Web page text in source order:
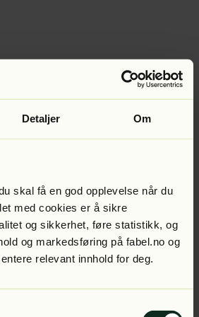
Detaljer Om
skal få en god opplevelse når du
med cookies er å sikre
og sikkerhet, føre statistikk, og
og markedsføring på fabel.no og
relevant innhold for deg.